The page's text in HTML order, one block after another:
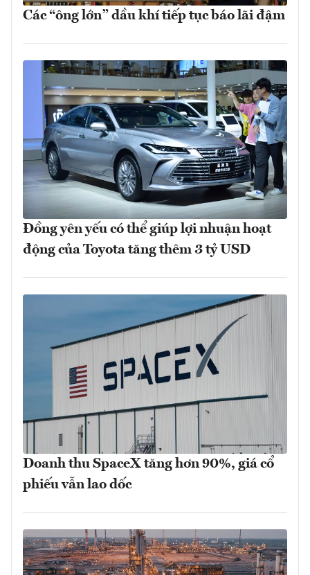
Các “ông lớn” dầu khí tiếp tục báo lãi đậm
Đồng yên yếu có thể giúp lợi nhuận hoạt
động của Toyota tăng thêm 3 tỷ USD
Doanh thu SpaceX tăng hơn 90%, giá cổ
phiếu vẫn lao dốc